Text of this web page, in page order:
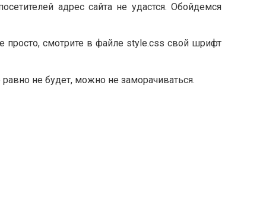
адрес сайта не удастся. Обойдемся
просто, смотрите в файле style.css свой шрифт
не будет, можно не заморачиваться.